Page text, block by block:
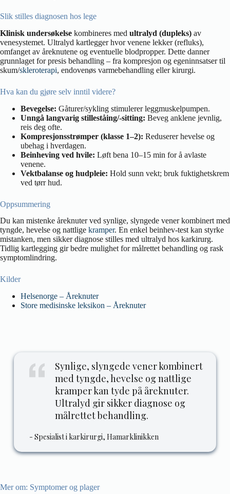
Slik stilles diagnosen hos lege
Klinisk undersøkelse kombineres med ultralyd (dupleks) av
venesystemet. Ultralyd kartlegger hvor venene lekker (refluks),
omfanget av åreknutene og eventuelle blodpropper. Dette danner
grunnlaget for presis behandling – fra kompresjon og egeninnsatser til
skum/skleroterapi, endovenøs varmebehandling eller kirurgi.
Hva kan du gjøre selv inntil videre?
Bevegelse: Gåturer/sykling stimulerer leggmuskelpumpen.
Unngå langvarig stilleståing/-sitting: Beveg anklene jevnlig,
reis deg ofte.
Kompresjonsstrømper (klasse 1–2): Reduserer hevelse og
ubehag i hverdagen.
Beinheving ved hvile: Løft bena 10–15 min for å avlaste
venene.
Vektbalanse og hudpleie: Hold sunn vekt; bruk fuktighetskrem
ved tørr hud.
Oppsummering
Du kan mistenke åreknuter ved synlige, slyngede vener kombinert med
tyngde, hevelse og nattlige kramper. En enkel beinhev-test kan styrke
mistanken, men sikker diagnose stilles med ultralyd hos karkirurg.
Tidlig kartlegging gir bedre mulighet for målrettet behandling og rask
symptomlindring.
Kilder
Helsenorge – Åreknuter
Store medisinske leksikon – Åreknuter
Synlige, slyngede vener kombinert
med tyngde, hevelse og nattlige
kramper kan tyde på åreknuter.
Ultralyd gir sikker diagnose og
målrettet behandling.
- Spesialist i karkirurgi, Hamarklinikken
Mer om: Symptomer og plager